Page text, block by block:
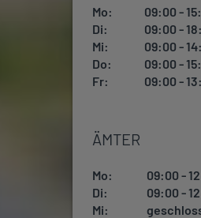
Mo:
09:00 -
Di:
09:00 -
Mi:
09:00 -
Do:
09:00 -
Fr:
09:00 -
ÄMTER
Mo:
09:00 -
Di:
09:00 -
Mi: